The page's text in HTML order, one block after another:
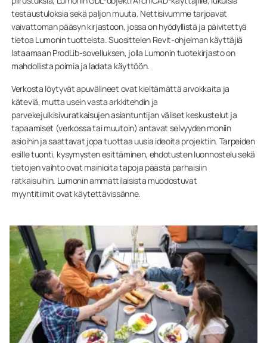
testaustuloksia sekä paljon muuta. Nettisivumme tarjoavat
vaivattoman pääsyn kirjastoon, jossa on hyödyllistä ja päivitettyä
tietoa Lumonin tuotteista. Suosittelen Revit-ohjelman käyttäjiä
lataamaan ProdLib-sovelluksen, jolla Lumonin tuotekirjasto on
mahdollista poimia ja ladata käyttöön.
Verkosta löytyvät apuvälineet ovat kieltämättä arvokkaita ja
käteviä, mutta usein vasta arkkitehdin ja
parvekejulkisivuratkaisujen asiantuntijan väliset keskustelut ja
tapaamiset (verkossa tai muutoin) antavat selvyyden moniin
asioihin ja saattavat jopa tuottaa uusia ideoita projektiin. Tarpeiden
esille tuonti, kysymysten esittäminen, ehdotusten luonnostelu sekä
tietojen vaihto ovat mainioita tapoja päästä parhaisiin
ratkaisuihin. Lumonin ammattilaisista muodostuvat
myyntitiimit ovat käytettävissänne.